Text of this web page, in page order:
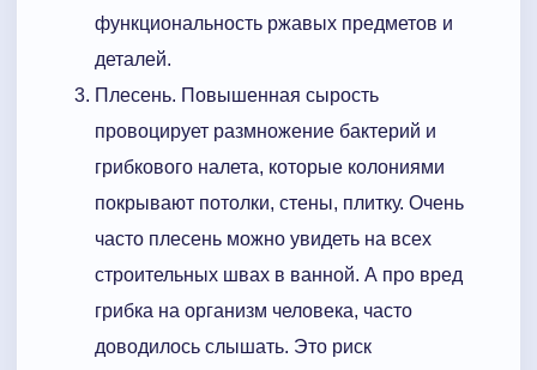
функциональность ржавых предметов и
деталей.
Плесень. Повышенная сырость
провоцирует размножение бактерий и
грибкового налета, которые колониями
покрывают потолки, стены, плитку. Очень
часто плесень можно увидеть на всех
строительных швах в ванной. А про вред
грибка на организм человека, часто
доводилось слышать. Это риск